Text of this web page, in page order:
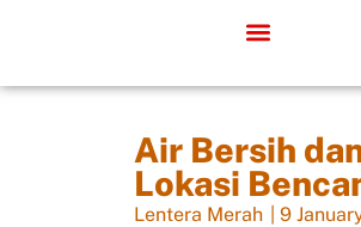
Air Bersih
Lokasi
Lentera Merah 9